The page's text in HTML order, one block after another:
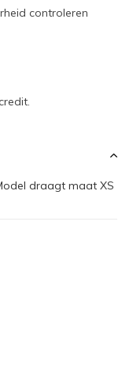
controleren
draagt maat XS